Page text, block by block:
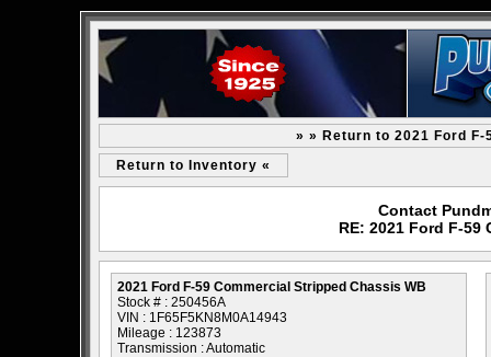
» » Return to 2021 Ford
Return to Inventory «
Contact
RE: 2021 Ford F-59
2021 Ford F-59 Commercial Stripped Chassis WB
Stock # : 250456A
VIN : 1F65F5KN8M0A14943
Mileage : 123873
Transmission : Automatic